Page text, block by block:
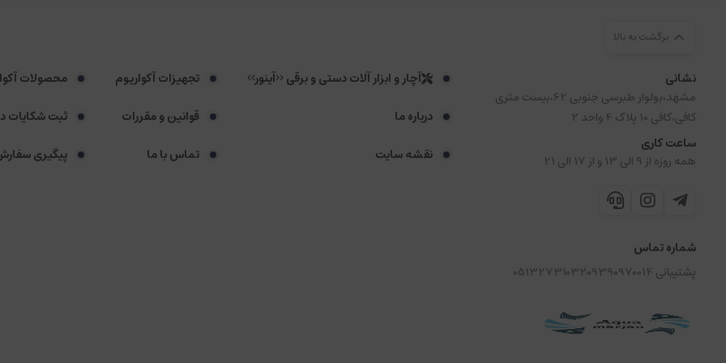
برگشت به بالا
نشانی
مشهد،بولوار طبرسی جنوبی 62،بیست متری
کافی،کافی 10 پلاک 4 واحد 2
ساعت کاری
همه روزه از 9 الی 13 و از 17 الی 21
شماره تماس
پشتیبانی 09390970014
05132731032
آچار و ابزار آلات دستی و برقی <<آینور>> تجهیزات آکواریوم
محصولات
درباره ما
قوانین و مقررات
ثبت شکایات
نقشه سایت
تماس با ما پیگیری